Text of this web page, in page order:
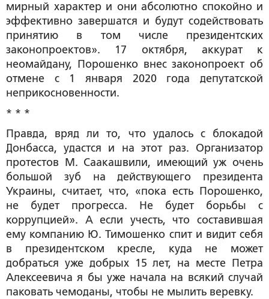
мирный характер и они абсолютно спокойно и
эффективно завершатся и будут содействовать
принятию в том числе президентских
законопроектов». 17 октября, аккурат к
неомайдану, Порошенко внес законопроект об
отмене с 1 января 2020 года депутатской
неприкосновенности.
* * *
Правда, вряд ли то, что удалось с блокадой
Донбасса, удастся и на этот раз. Организатор
протестов М. Саакашвили, имеющий уж очень
большой зуб на действующего президента
Украины, считает, что, «пока есть Порошенко,
не будет прогресса. Не будет борьбы с
коррупцией». А если учесть, что составившая
ему компанию Ю. Тимошенко спит и видит себя
в президентском кресле, куда не может
добраться уже добрых 15 лет, на месте Петра
Алексеевича я бы уже начала на всякий случай
паковать чемоданы, чтобы не мылить веревку.